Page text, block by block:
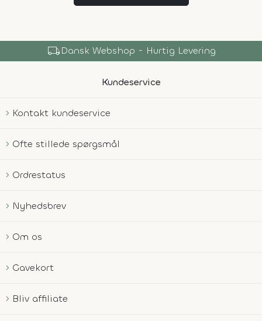
local_shippingDansk Webshop - Hurtig Levering
Kundeservice
Kontakt kundeservice
Ofte stillede spørgsmål
Ordrestatus
Nyhedsbrev
Om os
Gavekort
Bliv affiliate